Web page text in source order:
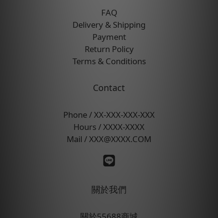
FAQ
Delivery & Shipping
Payment
Return Policy
Terms & Conditions
Contact
Phone / XX-XXX-XXX-XXX
Hours / XXXX-XXXX
Mail / XXX@XXXX.COM
關於我們